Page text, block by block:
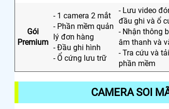
Gói
Premium
- 1 camera 2 mắt
- Phần mềm quản
lý đơn hàng
- Đầu ghi hình
- Ổ cứng lưu trữ
- Lưu video
đầu ghi và ổ
- Nhận thông
âm thanh và
- Tra cứu và
phần mềm
CAMERA SOI